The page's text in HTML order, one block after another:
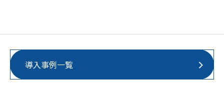
導入事例一覧